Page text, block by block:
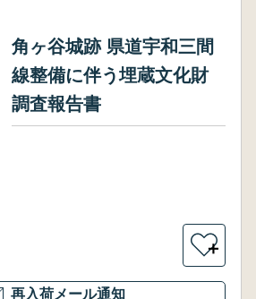
角ヶ谷城跡 県道宇和三間
線整備に伴う埋蔵文化財
調査報告書
＋
再入荷メール通知